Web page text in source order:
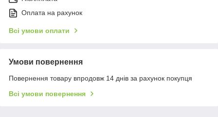
Оплата на рахунок
Всі умови оплати
Умови повернення
Повернення товару впродовж 14 днів за рахунок покупця
Всі умови повернення